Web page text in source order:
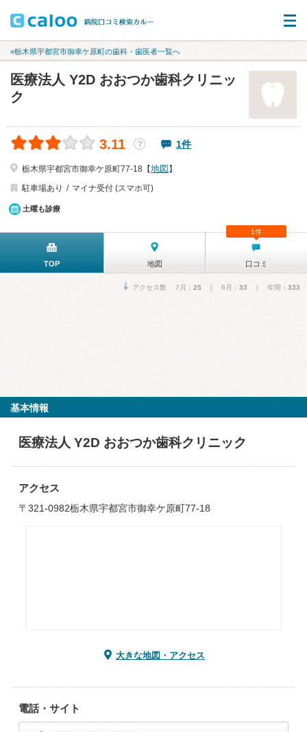
«栃木県宇都宮市御幸ケ原町の歯科・歯医者一覧へ
医療法人 Y2D おおつか歯科クリニッ
ク
3.11 ？ 1件
栃木県宇都宮市御幸ケ原町77-18【地図 】
駐車場あり
マイナ受付 (スマホ可)
土曜も診療
TOP 地図 口コミ
1件
アクセス数 7月： 25 | 6月： 33 | 年間： 333
基本情報
医療法人 Y2D おおつか歯科クリニック
アクセス
〒321-0982栃木県宇都宮市御幸ケ原町77-18
大きな地図・アクセス
電話・サイト